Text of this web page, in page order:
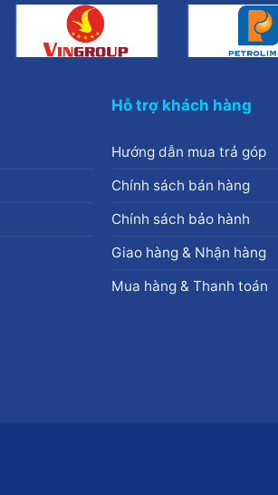
Hỗ trợ khách hàng
Hướng dẫn mua trả góp
Chính sách bán hàng
Chính sách bảo hành
Giao hàng & Nhận hàng
Mua hàng & Thanh toán